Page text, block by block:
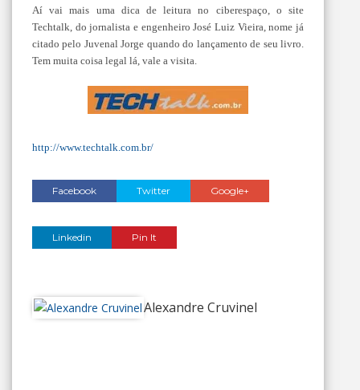
Aí vai mais uma dica de leitura no ciberespaço, o site
Techtalk, do jornalista e engenheiro José Luiz Vieira, nome já
citado pelo Juvenal Jorge quando do lançamento de seu livro.
Tem muita coisa legal lá, vale a visita.
http://www.techtalk.com.br/
Facebook Twitter Google+
Linkedin Pin It
Alexandre Cruvinel